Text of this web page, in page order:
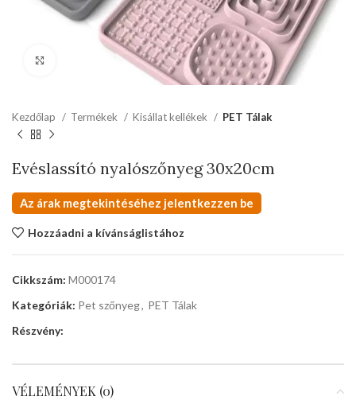
kattints a kinagyításhoz
Kezdőlap Termékek Kisállat kellékek PET Tálak
Evéslassító nyalószőnyeg 30x20cm
Az árak megtekintéséhez jelentkezzen be
Hozzáadni a kívánságlistához
Cikkszám: M000174
Kategóriák: Pet szőnyeg, PET Tálak
Részvény:
VÉLEMÉNYEK (0)